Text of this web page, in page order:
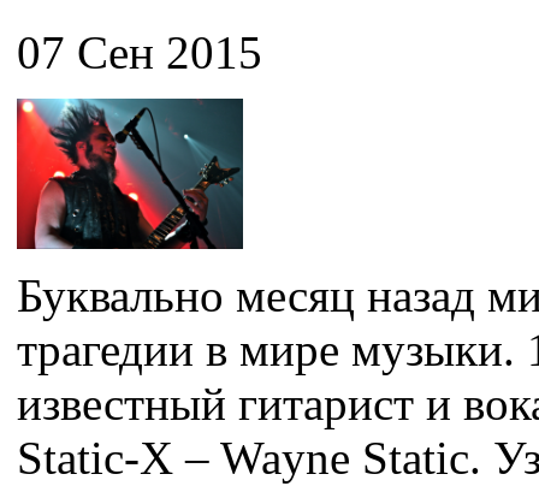
07 Сен 2015
Буквально месяц назад
трагедии в мире музыки.
известный гитарист и
Static-X – Wayne Static.